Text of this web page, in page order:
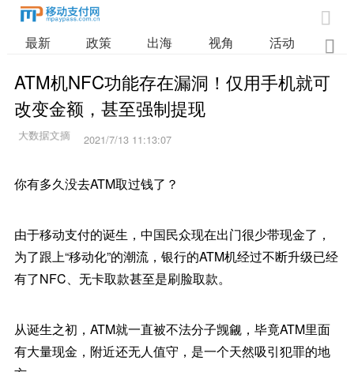

最新 政策 出海 视角 活动 业

ATM机NFC功能存在漏洞！仅用手机就可
改变金额，甚至强制提现
2021/7/13 11:13:07
你有多久没去ATM取过钱了？
由于移动支付的诞生，中国民众现在出门很少带现金了，
为了跟上“移动化”的潮流，银行的ATM机经过不断升级已经
有了NFC、无卡取款甚至是刷脸取款。
从诞生之初，ATM就一直被不法分子觊觎，毕竟ATM里面
有大量现金，附近还无人值守，是一个天然吸引犯罪的地